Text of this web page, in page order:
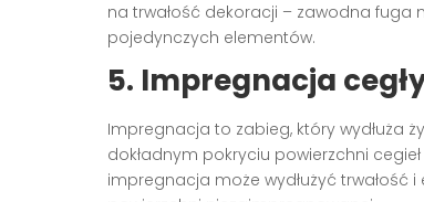
na trwałość dekoracji – zawodna
pojedynczych elementów.
5. Impregnacja
Impregnacja to zabieg, który wydłuża
dokładnym pokryciu powierzchni
impregnacja może wydłużyć